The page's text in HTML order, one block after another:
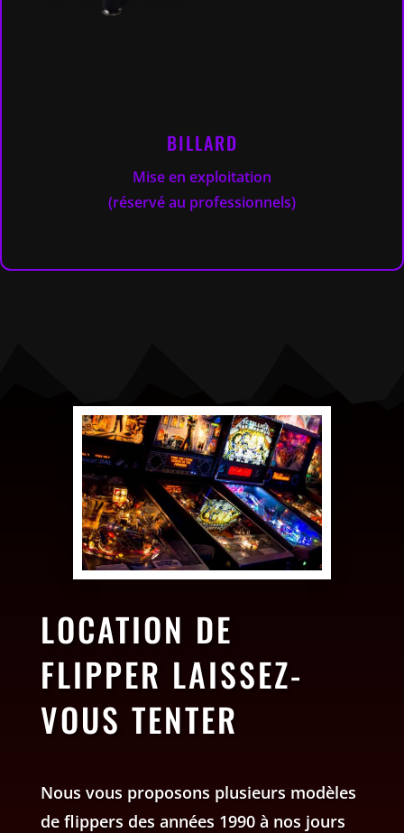
BILLARD
Mise en exploitation
(réservé au professionnels)
LOCATION DE
FLIPPER LAISSEZ-
VOUS TENTER
Nous vous proposons plusieurs modèles
de flippers des années 1990 à nos jours